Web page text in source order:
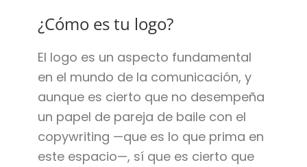
¿Cómo es tu logo?
El logo es un aspecto fundamental
en el mundo de la comunicación, y
aunque es cierto que no desempeña
un papel de pareja de baile con el
copywriting —que es lo que prima en
este espacio—, sí que es cierto que